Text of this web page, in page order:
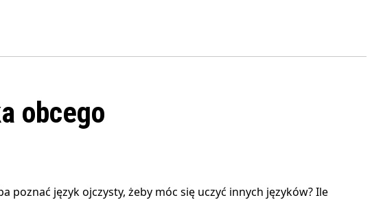
obcego